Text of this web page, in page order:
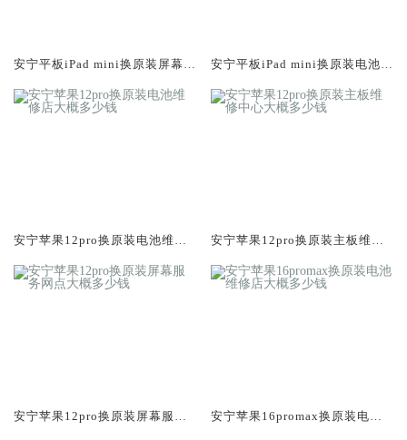
安宁平板iPad mini换原装屏幕服
安宁平板iPad mini换原装电池维
安宁苹果12pro换原装电池维修
安宁苹果12pro换原装主板维修
安宁苹果12pro换原装屏幕服务
安宁苹果16promax换原装电池